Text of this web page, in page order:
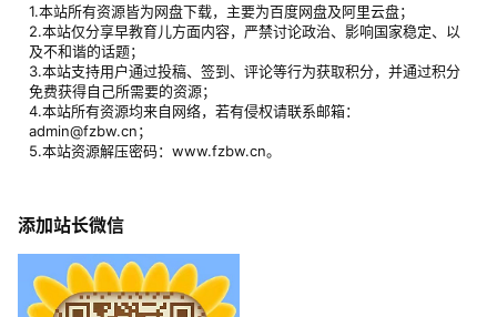
1.本站所有资源皆为网盘下载，主要为百度网盘及阿里云盘；
2.本站仅分享早教育儿方面内容，严禁讨论政治、影响国家稳定、以
及不和谐的话题；
3.本站支持用户通过投稿、签到、评论等行为获取积分，并通过积分
免费获得自己所需要的资源；
4.本站所有资源均来自网络，若有侵权请联系邮箱：
admin@fzbw.cn；
5.本站资源解压密码：www.fzbw.cn。
添加站长微信